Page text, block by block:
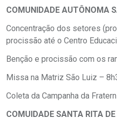
COMUNIDADE AUTÔNOMA
Concentração dos setores
procissão até o Centro
Benção e procissão com os
Missa na Matriz São Luiz –
Coleta da Campanha da
COMUIDADE SANTA RITA